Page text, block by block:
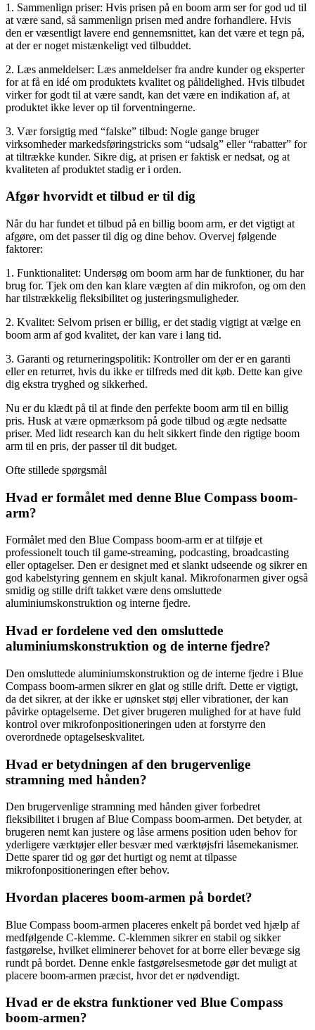
1. Sammenlign priser: Hvis prisen på en boom arm ser for god ud til
at være sand, så sammenlign prisen med andre forhandlere. Hvis
den er væsentligt lavere end gennemsnittet, kan det være et tegn på,
at der er noget mistænkeligt ved tilbuddet.
2. Læs anmeldelser: Læs anmeldelser fra andre kunder og eksperter
for at få en idé om produktets kvalitet og pålidelighed. Hvis tilbudet
virker for godt til at være sandt, kan det være en indikation af, at
produktet ikke lever op til forventningerne.
3. Vær forsigtig med “falske” tilbud: Nogle gange bruger
virksomheder markedsføringstricks som “udsalg” eller “rabatter” for
at tiltrække kunder. Sikre dig, at prisen er faktisk er nedsat, og at
kvaliteten af produktet stadig er i orden.
Afgør hvorvidt et tilbud er til dig
Når du har fundet et tilbud på en billig boom arm, er det vigtigt at
afgøre, om det passer til dig og dine behov. Overvej følgende
faktorer:
1. Funktionalitet: Undersøg om boom arm har de funktioner, du har
brug for. Tjek om den kan klare vægten af din mikrofon, og om den
har tilstrækkelig fleksibilitet og justeringsmuligheder.
2. Kvalitet: Selvom prisen er billig, er det stadig vigtigt at vælge en
boom arm af god kvalitet, der kan vare i lang tid.
3. Garanti og returneringspolitik: Kontroller om der er en garanti
eller en returret, hvis du ikke er tilfreds med dit køb. Dette kan give
dig ekstra tryghed og sikkerhed.
Nu er du klædt på til at finde den perfekte boom arm til en billig
pris. Husk at være opmærksom på gode tilbud og ægte nedsatte
priser. Med lidt research kan du helt sikkert finde den rigtige boom
arm til en pris, der passer til dit budget.
Ofte stillede spørgsmål
Hvad er formålet med denne Blue Compass boom-
arm?
Formålet med den Blue Compass boom-arm er at tilføje et
professionelt touch til game-streaming, podcasting, broadcasting
eller optagelser. Den er designet med et slankt udseende og sikrer en
god kabelstyring gennem en skjult kanal. Mikrofonarmen giver også
smidig og stille drift takket være dens omsluttede
aluminiumskonstruktion og interne fjedre.
Hvad er fordelene ved den omsluttede
aluminiumskonstruktion og de interne fjedre?
Den omsluttede aluminiumskonstruktion og de interne fjedre i Blue
Compass boom-armen sikrer en glat og stille drift. Dette er vigtigt,
da det sikrer, at der ikke er uønsket støj eller vibrationer, der kan
påvirke optagelserne. Det giver brugeren mulighed for at have fuld
kontrol over mikrofonpositioneringen uden at forstyrre den
overordnede optagelseskvalitet.
Hvad er betydningen af ​​den brugervenlige
stramning med hånden?
Den brugervenlige stramning med hånden giver forbedret
fleksibilitet i brugen af ​​Blue Compass boom-armen. Det betyder, at
brugeren nemt kan justere og låse armens position uden behov for
yderligere værktøjer eller besvær med værktøjsfri låsemekanismer.
Dette sparer tid og gør det hurtigt og nemt at tilpasse
mikrofonpositioneringen efter behov.
Hvordan placeres boom-armen på bordet?
Blue Compass boom-armen placeres enkelt på bordet ved hjælp af
medfølgende C-klemme. C-klemmen sikrer en stabil og sikker
fastgørelse, hvilket eliminerer behovet for at borre eller bevæge sig
rundt på bordet. Denne enkle fastgørelsesmetode gør det muligt at
placere boom-armen præcist, hvor det er nødvendigt.
Hvad er de ekstra funktioner ved Blue Compass
boom-armen?